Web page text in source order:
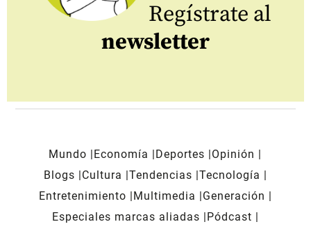
Regístrate al
newsletter
Mundo Economía Deportes
Opinión
Blogs
Cultura Tendencias Tecnología
Entretenimiento
Multimedia
Generación
Especiales marcas aliadas
Pódcast